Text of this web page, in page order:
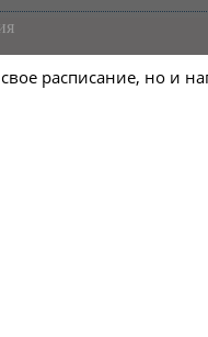
расписание, но и